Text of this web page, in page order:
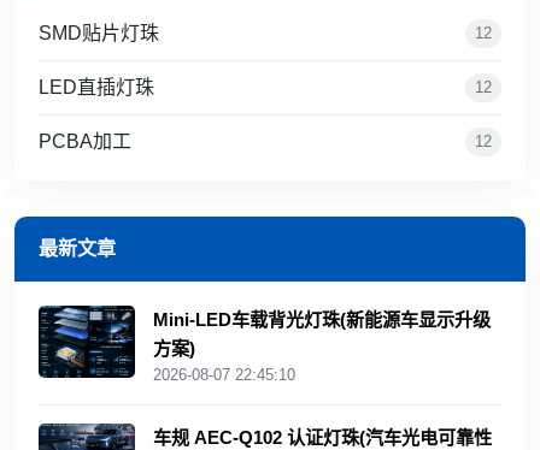
SMD贴片灯珠 12
LED直插灯珠 12
PCBA加工 12
最新文章
Mini‑LED车载背光灯珠(新能源车显示升级
方案)
2026-08-07 22:45:10
车规 AEC‑Q102 认证灯珠(汽车光电可靠性